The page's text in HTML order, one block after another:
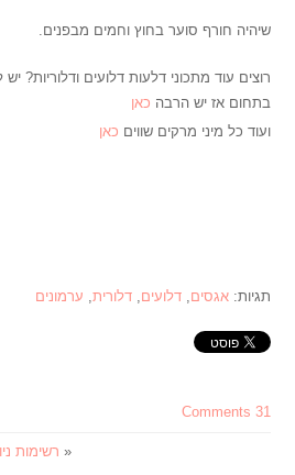
שיהיה חורף סוער בחוץ וחמים מבפנים.
רוצים עוד מתכוני דלעות דלועים ודלוריות? יש
בתחום אז יש הרבה כאן
ועוד כל מיני מרקים שווים כאן
תגיות:אגסים,דלועים,דלורית, ערמונים
31 Comments
« רשימות